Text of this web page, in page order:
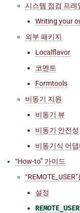
시스템 점검 프레
Writing your
외부 패키지
Localflavor
코멘트
Formtools
비동기 지원
비동기 뷰
비동기 안전성
비동기식 어
“How-to” 가이드
설정
REMOTE_USER